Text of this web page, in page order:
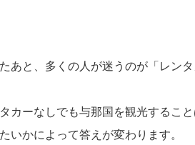
あと、多くの人が迷うのが「レン
カーなしでも与那国を観光すること
いかによって答えが変わります。